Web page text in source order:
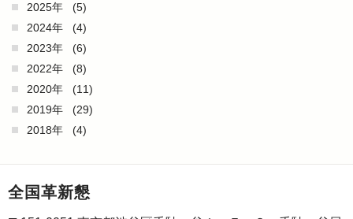
2025年
(5)
2024年
(4)
2023年
(6)
2022年
(8)
2020年
(11)
2019年
(29)
2018年
(4)
全国革新懇